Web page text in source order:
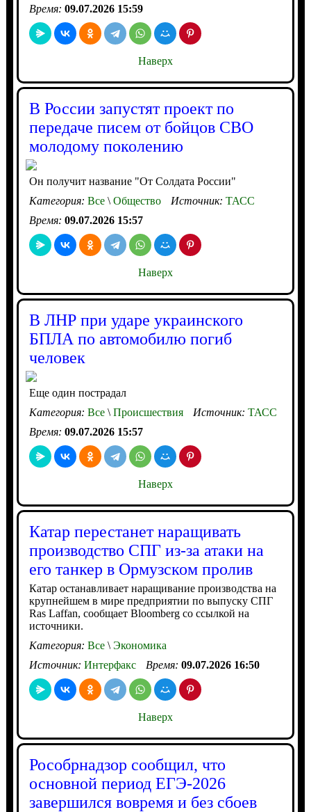
Время: 09.07.2026 15:59
Наверх
В России запустят проект по
передаче писем от бойцов СВО
молодому поколению
Он получит название "От Солдата России"
Категория: Все\Общество Источник: ТАСС
Время: 09.07.2026 15:57
Наверх
В ЛНР при ударе украинского
БПЛА по автомобилю погиб
человек
Еще один пострадал
Категория: Все\Происшествия Источник: ТАСС
Время: 09.07.2026 15:57
Наверх
Катар перестанет наращивать
производство СПГ из-за атаки на
его танкер в Ормузском пролив
Катар останавливает наращивание производства на
крупнейшем в мире предприятии по выпуску СПГ
Ras Laffan, сообщает Bloomberg со ссылкой на
источники.
Категория: Все\Экономика
Источник: Интерфакс Время: 09.07.2026 16:50
Наверх
Рособрнадзор сообщил, что
основной период ЕГЭ-2026
завершился вовремя и без сбоев